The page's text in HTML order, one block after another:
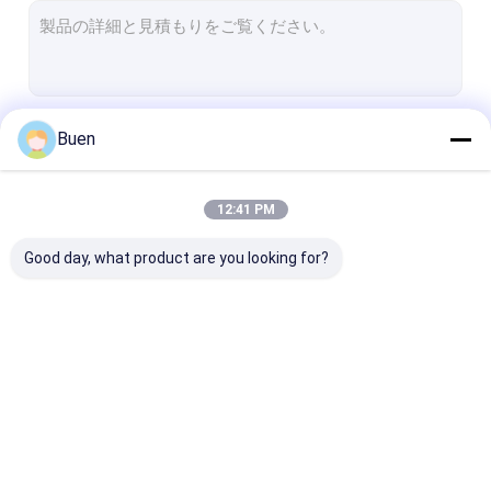
プラスチック マスカラの管
空気のない化粧品のびん
Buen
12:41 PM
Good day, what product are you looking for?